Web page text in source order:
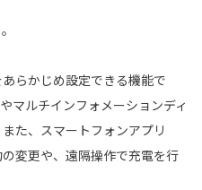
らかじめ設定できる機能で
マルチインフォメーションディ
た、スマートフォンアプリ
の変更や、遠隔操作で充電を行